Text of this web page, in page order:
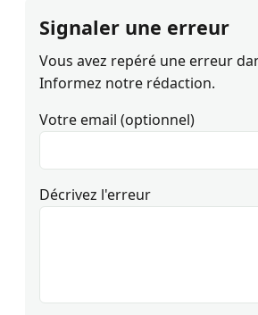
Signaler une erreur
Vous avez repéré une erreur
Informez notre rédaction.
Votre email (optionnel)
Décrivez l'erreur